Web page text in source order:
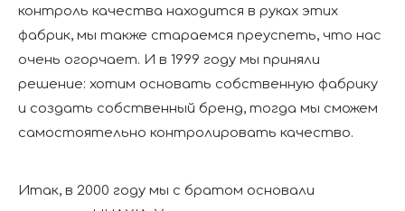
контроль качества находится в руках этих
фабрик, мы также стараемся преуспеть, что нас
очень огорчает. И в 1999 году мы приняли
решение: хотим основать собственную фабрику
и создать собственный бренд, тогда мы сможем
самостоятельно контролировать качество.
Итак, в 2000 году мы с братом основали